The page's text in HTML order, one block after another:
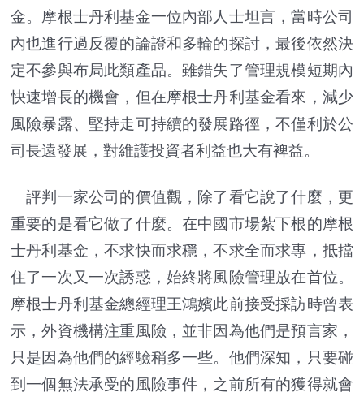
金。摩根士丹利基金一位內部人士坦言，當時公司
內也進行過反覆的論證和多輪的探討，最後依然決
定不參與布局此類產品。雖錯失了管理規模短期內
快速增長的機會，但在摩根士丹利基金看來，減少
風險暴露、堅持走可持續的發展路徑，不僅利於公
司長遠發展，對維護投資者利益也大有裨益。
評判一家公司的價值觀，除了看它說了什麼，更
重要的是看它做了什麼。在中國市場紮下根的摩根
士丹利基金，不求快而求穩，不求全而求專，抵擋
住了一次又一次誘惑，始終將風險管理放在首位。
摩根士丹利基金總經理王鴻嬪此前接受採訪時曾表
示，外資機構注重風險，並非因為他們是預言家，
只是因為他們的經驗稍多一些。他們深知，只要碰
到一個無法承受的風險事件，之前所有的獲得就會